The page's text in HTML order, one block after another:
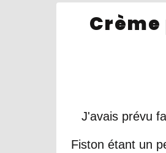
J'avais prévu
Fiston étant un